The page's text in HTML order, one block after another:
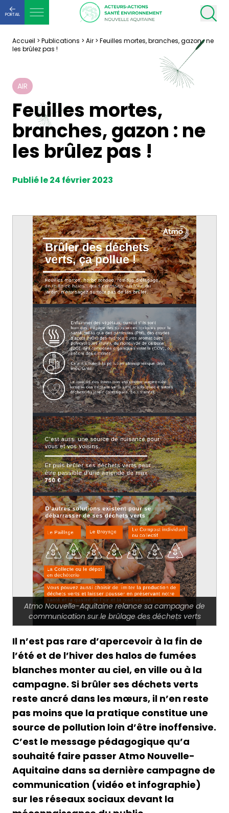
PORTAIL
Accueil > Publications > Air > Feuilles mortes, branches, gazon : ne
les brûlez pas !
AIR
Feuilles mortes,
branches, gazon : ne
les brûlez pas !
Publié le 24 février 2023
Atmo Nouvelle-Aquitaine relance sa campagne de
communication sur le brûlage des déchets verts
Il n’est pas rare d’apercevoir à la fin de
l’été et de l’hiver des halos de fumées
blanches monter au ciel, en ville ou à la
campagne. Si brûler ses déchets verts
reste ancré dans les mœurs, il n’en reste
pas moins que la pratique constitue une
source de pollution loin d’être inoffensive.
C’est le message pédagogique qu’a
souhaité faire passer Atmo Nouvelle-
Aquitaine dans sa dernière campagne de
communication (vidéo et infographie)
sur les réseaux sociaux devant la